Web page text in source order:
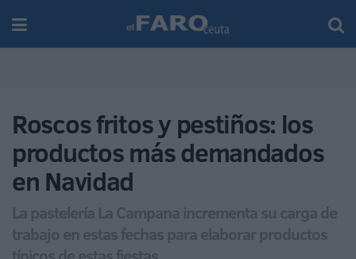
Roscos fritos y pestiños: los
productos más demandados
en Navidad
La pastelería La Campana incrementa su carga de
trabajo en estas fechas para elaborar productos